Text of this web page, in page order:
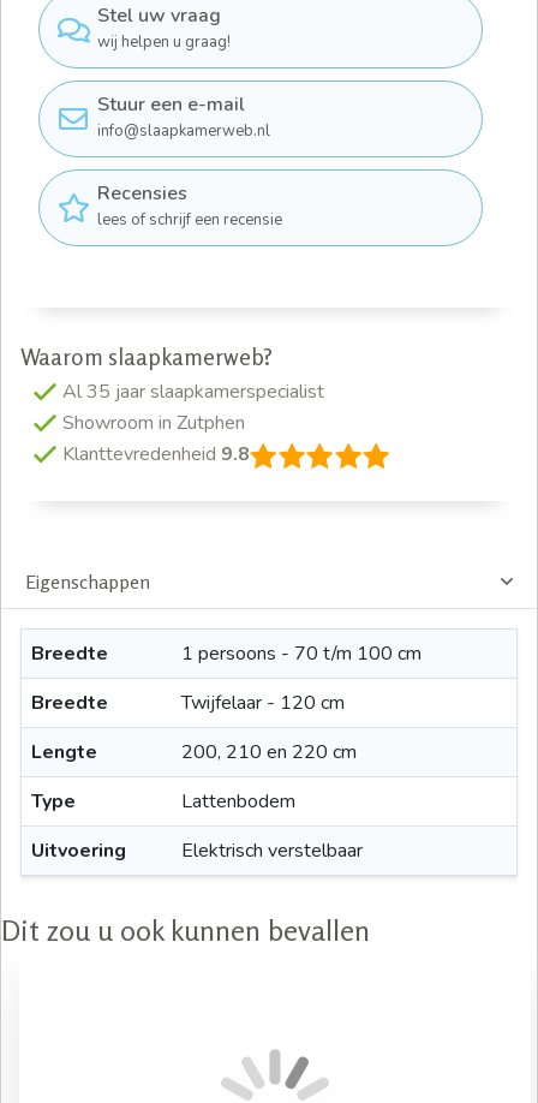
Stel uw vraag
wij helpen u graag!
Stuur een e-mail
info@slaapkamerweb.nl
Recensies
lees of schrijf een recensie
Waarom slaapkamerweb?
Al 35 jaar slaapkamerspecialist
Showroom in Zutphen
Klanttevredenheid 9.8
Eigenschappen
Breedte
1 persoons - 70 t/m 100 cm
Breedte
Twijfelaar - 120 cm
Lengte
200, 210 en 220 cm
Type
Lattenbodem
Uitvoering
Elektrisch verstelbaar
Dit zou u ook kunnen bevallen